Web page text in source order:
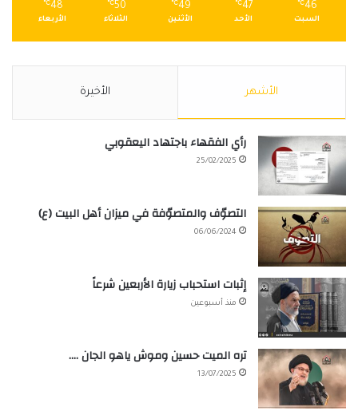
46
℃
السبت
47
℃
الأحد
49
℃
الأثنين
50
℃
الثلاثاء
48
℃
الأربعاء
الأشهر الأخيرة
رأي الفقهاء باجتهاد اليعقوبي
25/02/2025
التصوّف والمتصوّفة في ميزان أهل البيت (ع)
06/06/2024
إثبات استحباب زيارة الأربعين شرعاً
منذ أسبوعين
تره الميت حسين وموش ياهو الجان ….
13/07/2025